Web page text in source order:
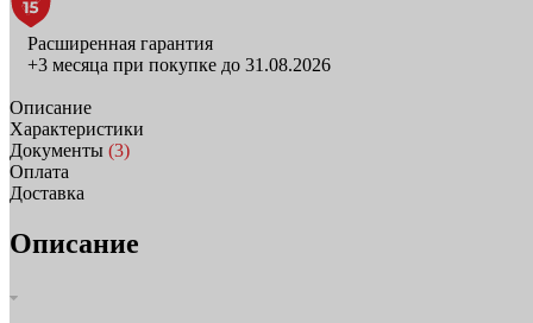
Расширенная гарантия
+3 месяца при покупке до 31.08.2026
Описание
Характеристики
Документы (3)
Оплата
Доставка
Описание